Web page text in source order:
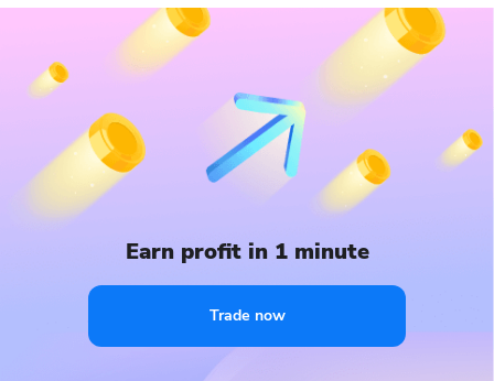
Earn profit in 1 minute
Trade now